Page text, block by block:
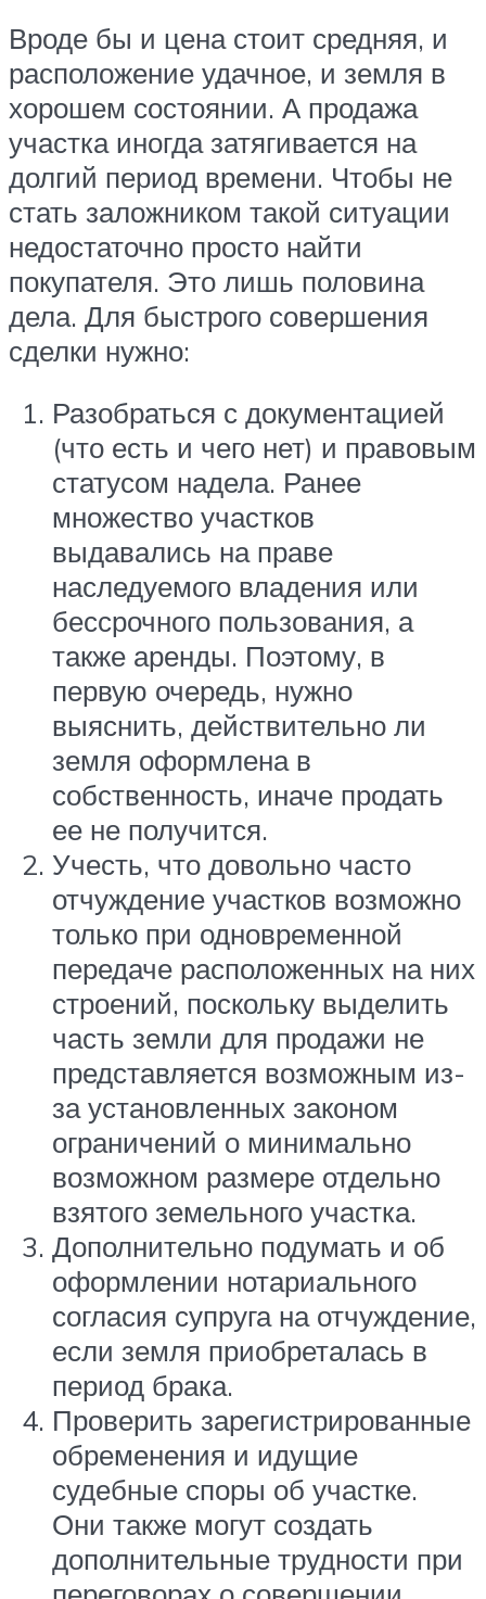
Вроде бы и цена стоит средняя, и
расположение удачное, и земля в
хорошем состоянии. А продажа
участка иногда затягивается на
долгий период времени. Чтобы не
стать заложником такой ситуации
недостаточно просто найти
покупателя. Это лишь половина
дела. Для быстрого совершения
сделки нужно:
Разобраться с документацией
(что есть и чего нет) и правовым
статусом надела. Ранее
множество участков
выдавались на праве
наследуемого владения или
бессрочного пользования, а
также аренды. Поэтому, в
первую очередь, нужно
выяснить, действительно ли
земля оформлена в
собственность, иначе продать
ее не получится.
Учесть, что довольно часто
отчуждение участков возможно
только при одновременной
передаче расположенных на них
строений, поскольку выделить
часть земли для продажи не
представляется возможным из-
за установленных законом
ограничений о минимально
возможном размере отдельно
взятого земельного участка.
Дополнительно подумать и об
оформлении нотариального
согласия супруга на отчуждение,
если земля приобреталась в
период брака.
Проверить зарегистрированные
обременения и идущие
судебные споры об участке.
Они также могут создать
дополнительные трудности при